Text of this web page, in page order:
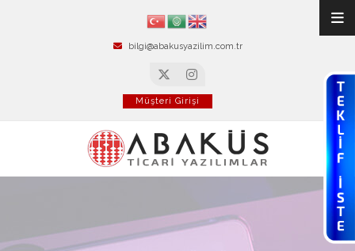
bilgi@abakusyazilim.com.tr
Müşteri Girişi